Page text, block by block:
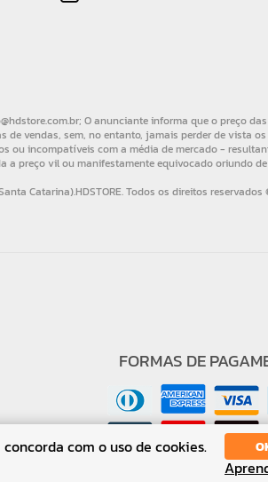
FORMAS DE
com o uso de cookies.